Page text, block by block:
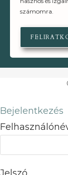
számomra.
Bejelentkezés